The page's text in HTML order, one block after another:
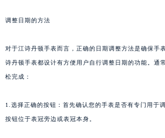
调整日期的方法
对于江诗丹顿手表而言，正确的日期调整方法是确保手
诗丹顿手表都设计有方便用户自行调整日期的功能。通
松完成：
1.选择正确的按钮：首先确认您的手表是否有专门用于
按钮位于表冠旁边或表冠本身。